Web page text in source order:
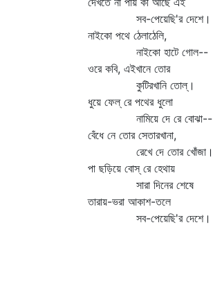
সব-পেয়েছি'র দেশে।
নাইকো পথে ঠেলাঠেলি,
নাইকো হাটে গোল--
ওরে কবি, এইখানে তোর
কুটিরখানি তোল্‌।
ধুয়ে ফেল্‌ রে পথের ধুলো
নামিয়ে দে রে বোঝা--
বেঁধে নে তোর সেতারখানা,
রেখে দে তোর খোঁজা।
পা ছড়িয়ে বোস্‌ রে হেথায়
সারা দিনের শেষে
তারায়-ভরা আকাশ-তলে
সব-পেয়েছি'র দেশে।